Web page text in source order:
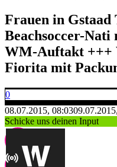
Frauen in Gstaad
Beachsoccer-
WM-Auftakt +++
Fiorita mit
0
08.07.2015, 08:03
Schicke uns deinen Input